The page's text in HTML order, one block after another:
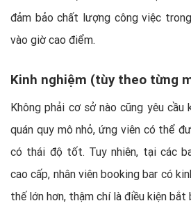
đảm bảo chất lượng công việc
vào giờ cao điểm.
Kinh nghiệm (tùy theo từng
Không phải cơ sở nào cũng yêu cầu
quán quy mô nhỏ, ứng viên có thể
có thái độ tốt. Tuy nhiên, tại các
cao cấp, nhân viên booking bar có
thế lớn hơn, thậm chí là điều kiện bắt